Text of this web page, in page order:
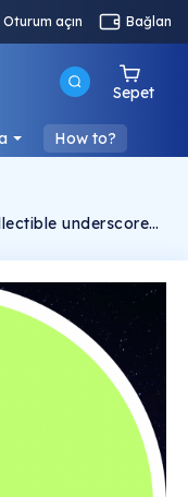
Oturum açın Bağlan
Sepet
How to?
underscores
together
holders of mixed
in the community.
holders of the